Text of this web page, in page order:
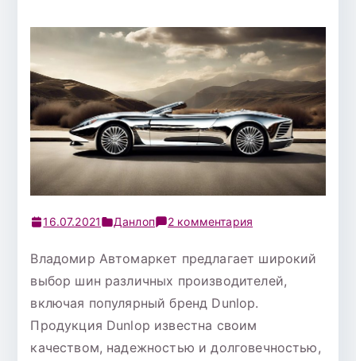
16.07.2021 Данлоп 2 комментария
Шина
185/60
Р-14
Dunlop
Владомир Автомаркет предлагает широкий
выбор шин различных производителей,
включая популярный бренд Dunlop.
Продукция Dunlop известна своим
качеством, надежностью и долговечностью,